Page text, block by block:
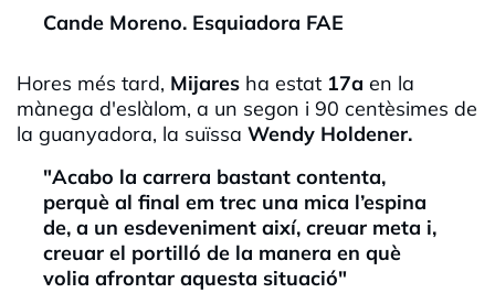
Cande Moreno. Esquiadora FAE
Hores més tard, Mijares ha estat 17a en la
mànega d'eslàlom, a un segon i 90 centèsimes de
la guanyadora, la suïssa Wendy Holdener.
"Acabo la carrera bastant contenta,
perquè al final em trec una mica l’espina
de, a un esdeveniment així, creuar meta i,
creuar el portilló de la manera en què
volia afrontar aquesta situació"